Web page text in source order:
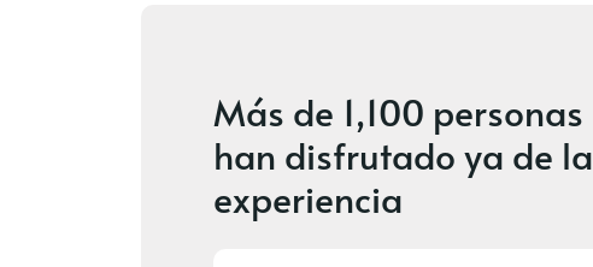
Más de 1,100 personas
han disfrutado ya de la
experiencia